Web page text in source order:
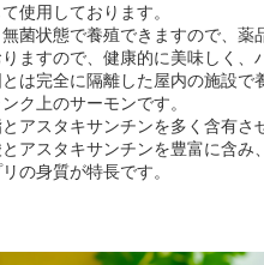
使用しております。
無菌状態で養殖できますので、
りますので、健康的に美味し
とは完全に隔離した屋内の施設
ク上のサーモンです。
とアスタキサンチンを多く含有
アスタキサンチンを豊富に含
の身質が特長です。